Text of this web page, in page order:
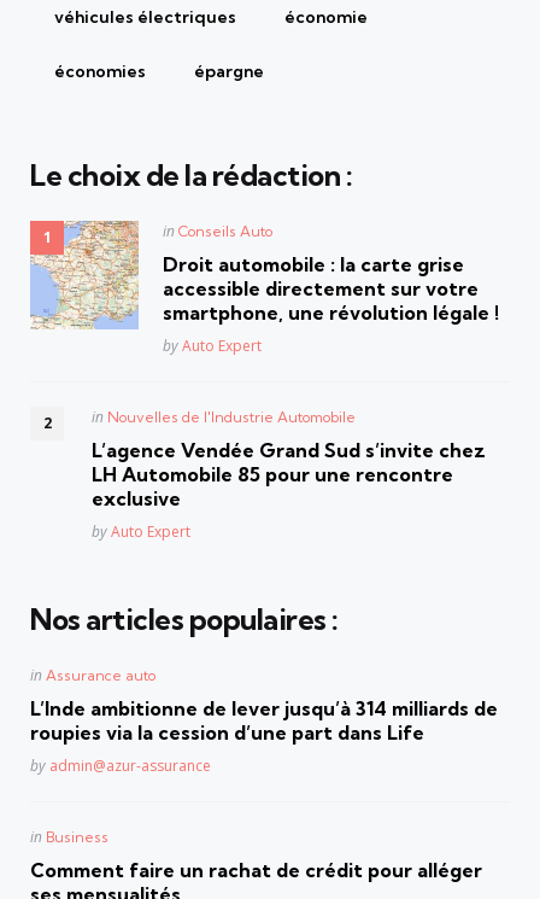
véhicules électriques économie
économies épargne
Le choix de la rédaction :
Posted
in Conseils Auto
Droit automobile : la carte grise
accessible directement sur votre
smartphone, une révolution légale !
Posted
byAuto Expert
Posted
in Nouvelles de l'Industrie Automobile
L’agence Vendée Grand Sud s’invite chez
LH Automobile 85 pour une rencontre
exclusive
Posted
byAuto Expert
Nos articles populaires :
Posted
in Assurance auto
L’Inde ambitionne de lever jusqu’à 314 milliards de
roupies via la cession d’une part dans Life
Posted
by admin@azur-assurance
Posted
in Business
Comment faire un rachat de crédit pour alléger
ses mensualités